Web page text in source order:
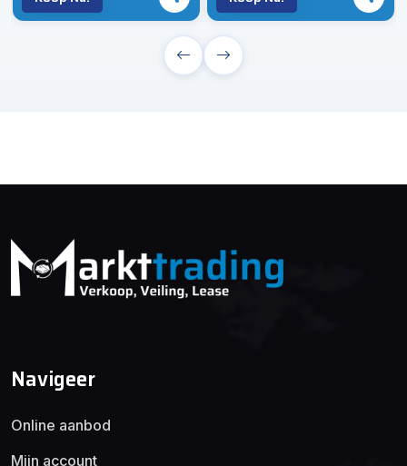
Navigeer
Online aanbod
Mijn account